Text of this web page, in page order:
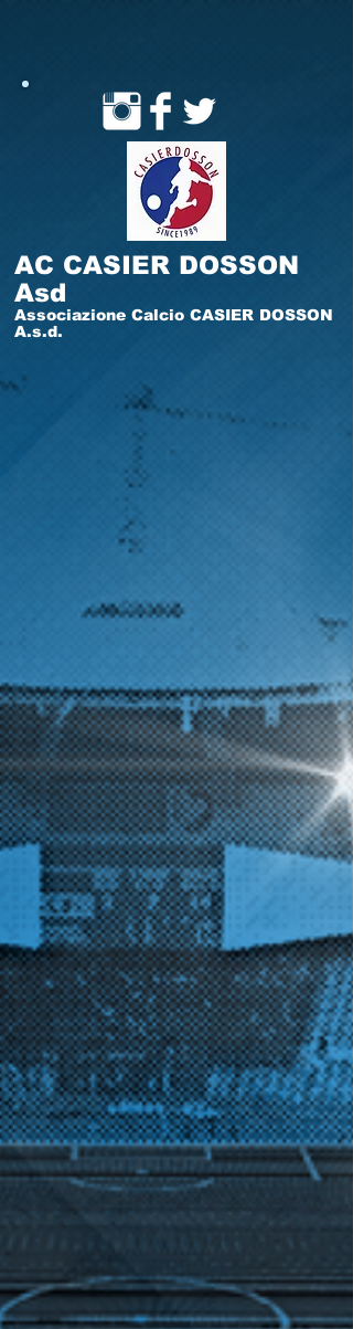
AC CASIER DOSSON
Asd
Associazione Calcio CASIER DOSSON
A.s.d.